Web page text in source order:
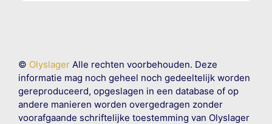
© OlyslagerAlle rechten voorbehouden. Deze
informatie mag noch geheel noch gedeeltelijk worden
gereproduceerd, opgeslagen in een database of op
andere manieren worden overgedragen zonder
voorafgaande schriftelijke toestemming van Olyslager